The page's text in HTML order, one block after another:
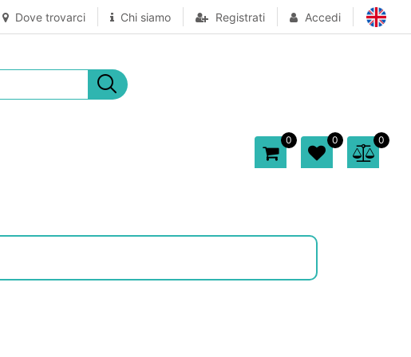
Dove trovarci Chi siamo Registrati Accedi
0 0 0